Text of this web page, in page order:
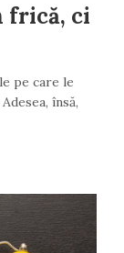
frică, ci
pe care le
însă,